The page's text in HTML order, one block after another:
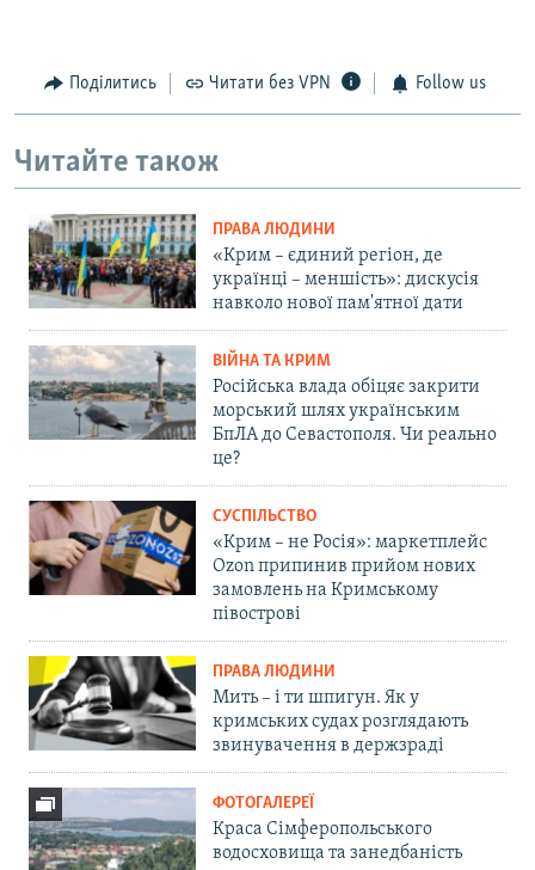
Поділитись Читати без VPN Follow us
Читайте також
ПРАВА ЛЮДИНИ
«Крим – єдиний регіон, де
українці – меншість»: дискусія
навколо нової пам'ятної дати
ВІЙНА ТА КРИМ
Російська влада обіцяє закрити
морський шлях українським
БпЛА до Севастополя. Чи реально
це?
СУСПІЛЬСТВО
«Крим – не Росія»: маркетплейс
Ozon припинив прийом нових
замовлень на Кримському
півострові
ПРАВА ЛЮДИНИ
Мить – і ти шпигун. Як у
кримських судах розглядають
звинувачення в держзраді
ФОТОГАЛЕРЕЇ
Краса Сімферопольського
водосховища та занедбаність